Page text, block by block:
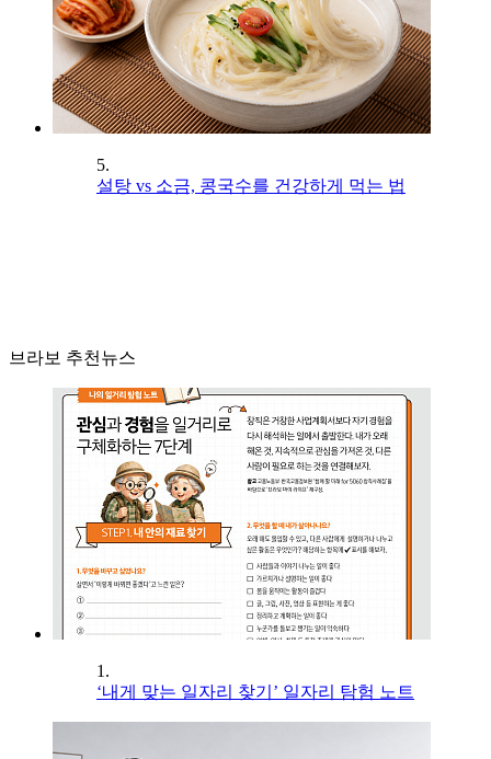
5.
설탕 vs 소금, 콩국수를 건강하게 먹는 법
브라보 추천뉴스
1.
‘내게 맞는 일자리 찾기’ 일자리 탐험 노트